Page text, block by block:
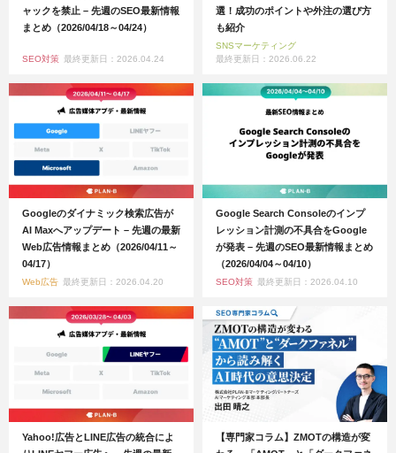
ャックを禁止 – 先週のSEO最新情報
まとめ（2026/04/18～04/24）
SEO対策 最終更新日：2026.04.24
選！成功のポイントや外注の選び方
も紹介
SNSマーケティング
最終更新日：2026.06.22
Googleのダイナミック検索広告が
AI Maxへアップデート – 先週の最新
Web広告情報まとめ（2026/04/11～
04/17）
Web広告 最終更新日：2026.04.20
Google Search Consoleのインプ
レッション計測の不具合をGoogle
が発表 – 先週のSEO最新情報まとめ
（2026/04/04～04/10）
SEO対策 最終更新日：2026.04.10
Yahoo!広告とLINE広告の統合によ
【専門家コラム】ZMOTの構造が変